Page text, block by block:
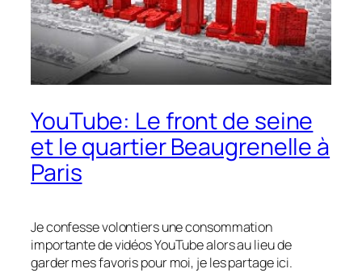
YouTube: Le front de seine
et le quartier Beaugrenelle à
Paris
Je confesse volontiers une consommation
importante de vidéos YouTube alors au lieu de
garder mes favoris pour moi, je les partage ici.